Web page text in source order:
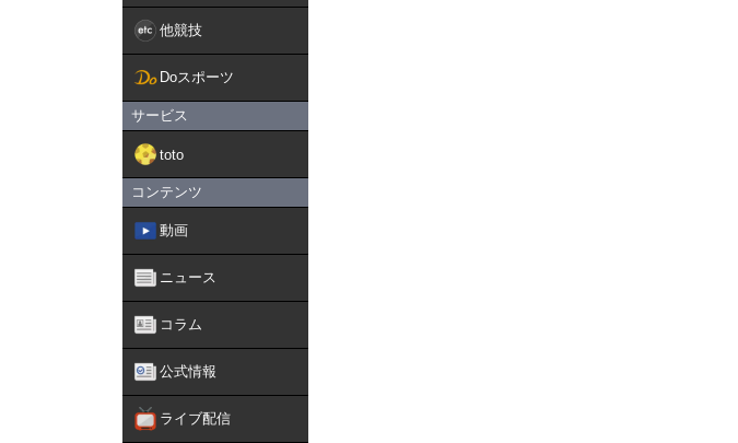
他競技
Doスポーツ
サービス
toto
コンテンツ
動画
ニュース
コラム
公式情報
ライブ配信